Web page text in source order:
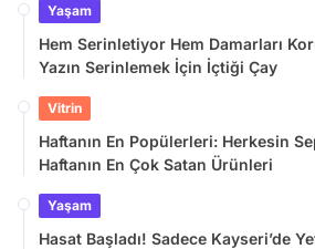
Yaşam
Hem Serinletiyor Hem Damarları
Yazın Serinlemek İçin İçtiği Çay
Vitrin
Haftanın En Popülerleri: Herkesin
Haftanın En Çok Satan Ürünleri
Yaşam
Hasat Başladı! Sadece Kayseri’de